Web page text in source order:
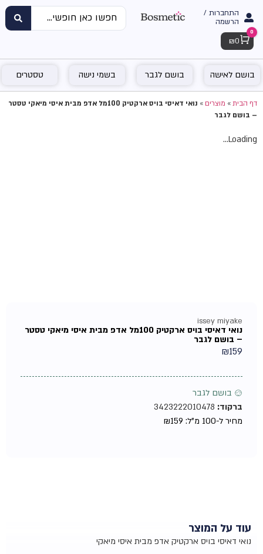
התחברות /
הרשמה
Cart
0
₪ 0
בושם לאישה בושם לגבר בשמי נישה טסטרים
דף הבית»מוצרים»
נואי דאיסי בויס ארקטיק 100מל אדפ מבית איסי מיאקי טסטר
– בושם לגבר
Loading...
issey miyake
נואי דאיסי בויס ארקטיק 100מל אדפ מבית איסי מיאקי טסטר
– בושם לגבר
₪159
♂ בושם לגבר
ברקוד:3423222010478
מחיר ל-100 מ"ל:
₪159
עוד על המוצר
נואי דאיסי בויס ארקטיק אדפ מבית איסי מיאקי